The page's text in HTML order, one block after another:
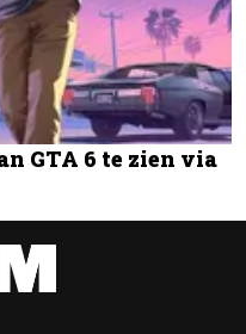
GTA 6 te zien via